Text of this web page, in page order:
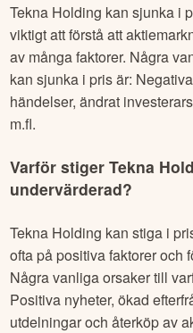
Tekna Holding kan sjunka i
viktigt att förstå att
av många faktorer. Några
kan sjunka i pris är:
händelser, ändrat
m.fl.
Varför stigerTekna
undervärderad?
Tekna Holding kan stiga i
ofta på positiva faktorer och
Några vanliga orsaker till
Positiva nyheter, ökad
utdelningar och återköp av